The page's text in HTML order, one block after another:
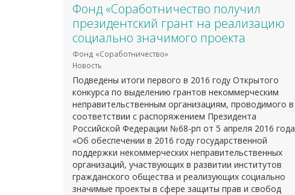
Фонд «Соработничество получил
президентский грант на реализацию
социально значимого проекта
Фонд «Соработничество»
Новость
Подведены итоги первого в 2016 году Открытого
конкурса по выделению грантов некоммерческим
неправительственным организациям, проводимого в
соответствии с распоряжением Президента
Российской Федерации №68-рп от 5 апреля 2016 года
«Об обеспечении в 2016 году государственной
поддержки некоммерческих неправительственных
организаций, участвующих в развитии институтов
гражданского общества и реализующих социально
значимые проекты в сфере защиты прав и свобод